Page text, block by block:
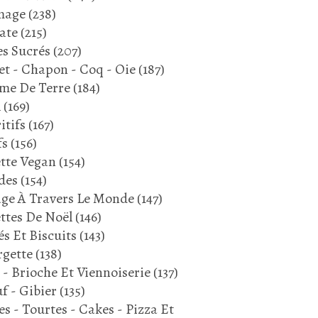
COURGETTE
PLAT ÉPICÉE
ACCOMPAGNEMENT
(238)
(215)
Sucrés (207)
- Chapon - Coq - Oie(187)
De Terre(184)
(169)
(167)
(156)
Vegan (154)
(154)
À Travers Le Monde(147)
De Noël(146)
Et Biscuits (143)
(138)
Brioche Et Viennoiserie(137)
- Gibier (135)
- Tourtes - Cakes - Pizza Et